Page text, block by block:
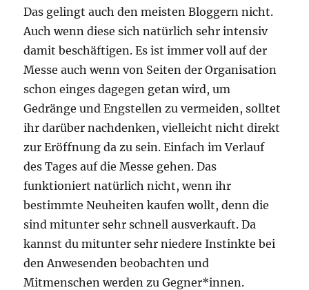
Das gelingt auch den meisten Bloggern nicht.
Auch wenn diese sich natürlich sehr intensiv
damit beschäftigen. Es ist immer voll auf der
Messe auch wenn von Seiten der Organisation
schon einges dagegen getan wird, um
Gedränge und Engstellen zu vermeiden, solltet
ihr darüber nachdenken, vielleicht nicht direkt
zur Eröffnung da zu sein. Einfach im Verlauf
des Tages auf die Messe gehen. Das
funktioniert natürlich nicht, wenn ihr
bestimmte Neuheiten kaufen wollt, denn die
sind mitunter sehr schnell ausverkauft. Da
kannst du mitunter sehr niedere Instinkte bei
den Anwesenden beobachten und
Mitmenschen werden zu Gegner*innen.